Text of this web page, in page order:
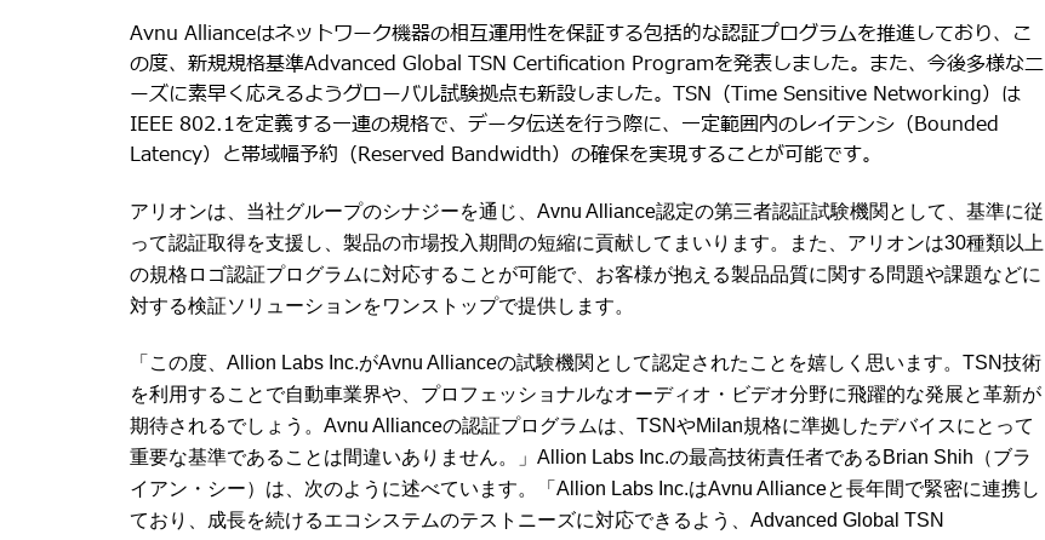
Avnu Allianceはネットワーク機器の相互運用性を保証する包括的な認証プログラムを推進しており、こ
の度、新規規格基準Advanced Global TSN Certification Programを発表しました。また、今後多様なニ
ーズに素早く応えるようグローバル試験拠点も新設しました。TSN（Time Sensitive Networking）は
IEEE 802.1を定義する一連の規格で、データ伝送を行う際に、一定範囲内のレイテンシ（Bounded
Latency）と帯域幅予約（Reserved Bandwidth）の確保を実現することが可能です。
アリオンは、当社グループのシナジーを通じ、Avnu Alliance認定の第三者認証試験機関として、基準に従
って認証取得を支援し、製品の市場投入期間の短縮に貢献してまいります。また、アリオンは30種類以上
の規格ロゴ認証プログラムに対応することが可能で、お客様が抱える製品品質に関する問題や課題などに
対する検証ソリューションをワンストップで提供します。
「この度、Allion Labs Inc.がAvnu Allianceの試験機関として認定されたことを嬉しく思います。TSN技術
を利用することで自動車業界や、プロフェッショナルなオーディオ・ビデオ分野に飛躍的な発展と革新が
期待されるでしょう。Avnu Allianceの認証プログラムは、TSNやMilan規格に準拠したデバイスにとって
重要な基準であることは間違いありません。」Allion Labs Inc.の最高技術責任者であるBrian Shih（ブラ
イアン・シー）は、次のように述べています。「Allion Labs Inc.はAvnu Allianceと長年間で緊密に連携し
ており、成長を続けるエコシステムのテストニーズに対応できるよう、Advanced Global TSN